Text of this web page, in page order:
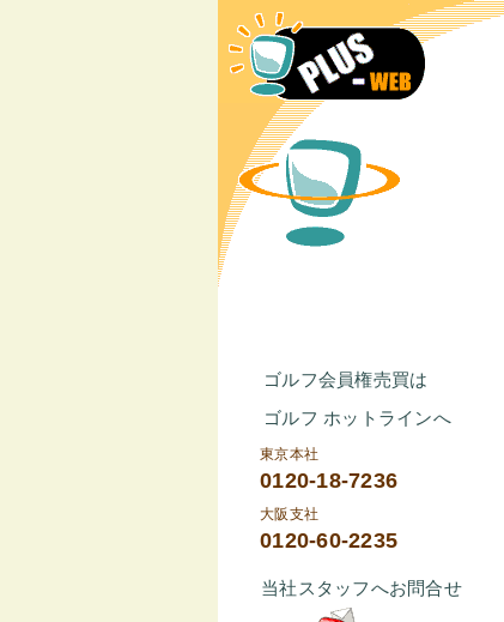
ゴルフ会員権売買は
ゴルフ ホットラインへ
東京本社
0120-18-7236
大阪支社
0120-60-2235
当社スタッフへお問合せ